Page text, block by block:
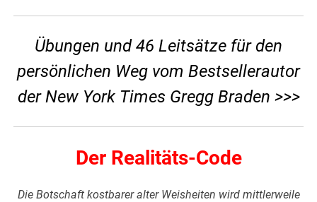
Übungen und 46 Leitsätze für den
persönlichen Weg vom Bestsellerautor
der New York Times Gregg Braden >>>
Der Realitäts-Code
Die Botschaft kostbarer alter Weisheiten wird mittlerweile